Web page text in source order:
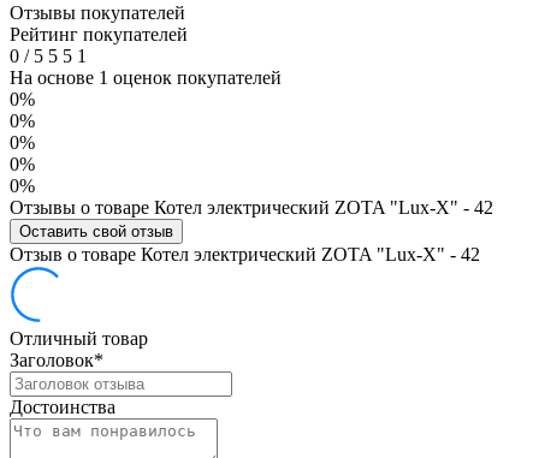
Отзывы покупателей
Рейтинг покупателей
0 /5 5 5 1
На основе 1 оценок покупателей
0%
0%
0%
0%
0%
Отзывы о товаре Котел электрический ZOTA "Lux-X" - 42
Оставить свой отзыв
Отзыв о товаре Котел электрический ZOTA "Lux-X" - 42
Отличный товар
Заголовок*
Достоинства